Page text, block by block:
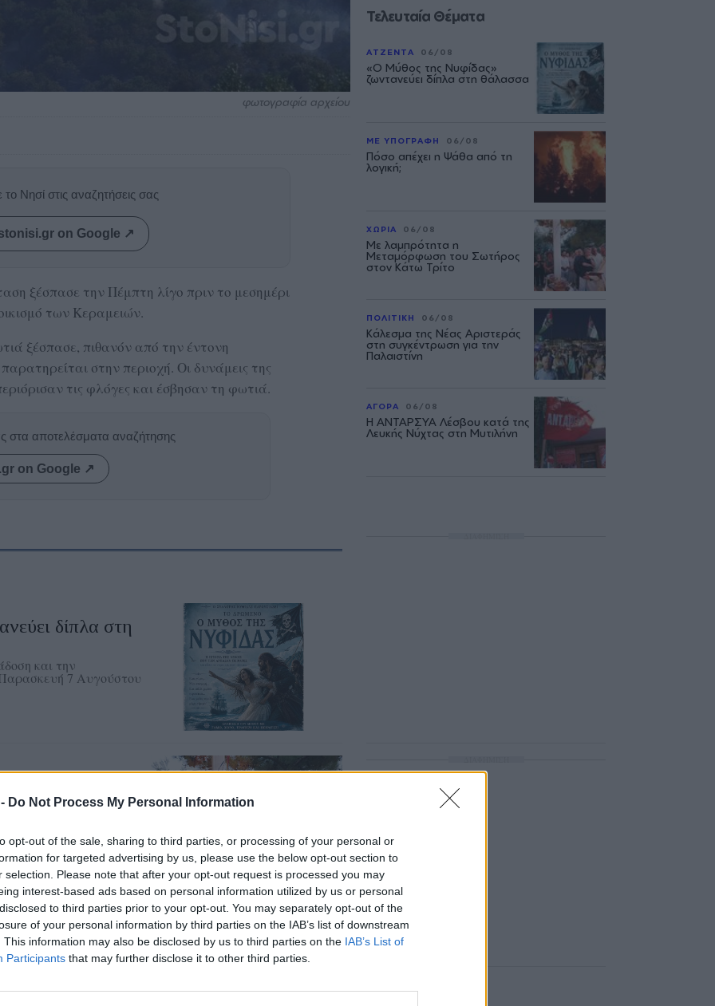
Do Not Process My Personal Information
opt-out of the sale, sharing to third parties, or processing of your personal or
for targeted advertising by us, please use the below opt-out section to
selection. Please note that after your opt-out request is processed you may
interest-based ads based on personal information utilized by us or personal
to third parties prior to your opt-out. You may separately opt-out of the
of your personal information by third parties on the IAB’s list of downstream
This information may also be disclosed by us to third parties on the IAB’s List of
Participants that may further disclose it to other third parties.
φωτογραφία αρχείου
Νησί στις αναζητήσεις σας
on Google ↗
ξέσπασε την Πέμπτη λίγο πριν το μεσημέρι
των Κεραμειών.
ξέσπασε, πιθανόν από την έντονη
στην περιοχή. Οι δυνάμεις της
τις φλόγες και έσβησαν τη φωτιά.
στα αποτελέσματα αναζήτησης
on Google ↗
δίπλα στη
και την
Παρασκευή 7 Αυγούστου
του Σωτήρος
και
Λέσβου
στις 7.30 το
Βορείου
Τελευταία Θέματα
ΑΤΖΕΝΤΑ 06/08
«Ο Μύθος της Νυφίδας»
ζωντανεύει δίπλα στη θάλασσα
ΜΕ ΥΠΟΓΡΑΦΗ 06/08
Πόσο απέχει η Ψάθα από τη
λογική;
ΧΩΡΙΑ 06/08
Με λαμπρότητα η
Μεταμόρφωση του Σωτήρος
στον Κάτω Τρίτο
ΠΟΛΙΤΙΚΗ 06/08
Κάλεσμα της Νέας Αριστεράς
στη συγκέντρωση για την
Παλαιστίνη
ΑΓΟΡΑ 06/08
Η ΑΝΤΑΡΣΥΑ Λέσβου κατά της
Λευκής Νύχτας στη Μυτιλήνη